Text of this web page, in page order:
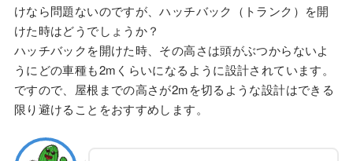
けなら問題ないのですが、ハッチバック（トランク）を開
けた時はどうでしょうか？
ハッチバックを開けた時、その高さは頭がぶつからないよ
うにどの車種も2mくらいになるように設計されています。
ですので、屋根までの高さが2mを切るような設計はできる
限り避けることをおすすめします。